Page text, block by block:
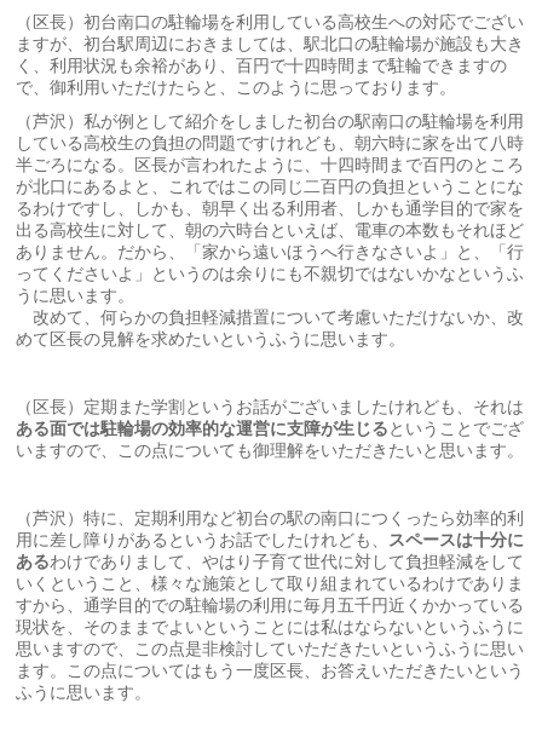
（区長）初台南口の駐輪場を利用している高校生への対応でござい
ますが、初台駅周辺におきましては、駅北口の駐輪場が施設も大き
く、利用状況も余裕があり、百円で十四時間まで駐輪できますの
で、御利用いただけたらと、このように思っております。
（芦沢）私が例として紹介をしました初台の駅南口の駐輪場を利用
している高校生の負担の問題ですけれども、朝六時に家を出て八時
半ごろになる。区長が言われたように、十四時間まで百円のところ
が北口にあるよと、これではこの同じ二百円の負担ということにな
るわけですし、しかも、朝早く出る利用者、しかも通学目的で家を
出る高校生に対して、朝の六時台といえば、電車の本数もそれほど
ありません。だから、「家から遠いほうへ行きなさいよ」と、「行
ってくださいよ」というのは余りにも不親切ではないかなというふ
うに思います。
改めて、何らかの負担軽減措置について考慮いただけないか、改
めて区長の見解を求めたいというふうに思います。
（区長）定期また学割というお話がございましたけれども、それは
ある面では駐輪場の効率的な運営に支障が生じるということでござ
いますので、この点についても御理解をいただきたいと思います。
（芦沢）特に、定期利用など初台の駅の南口につくったら効率的利
用に差し障りがあるというお話でしたけれども、 スペースは十分に
あるわけでありまして、やはり子育て世代に対して負担軽減をして
いくということ、様々な施策として取り組まれているわけでありま
すから、通学目的での駐輪場の利用に毎月五千円近くかかっている
現状を、そのままでよいということには私はならないというふうに
思いますので、この点是非検討していただきたいというふうに思い
ます。この点についてはもう一度区長、お答えいただきたいという
ふうに思います。